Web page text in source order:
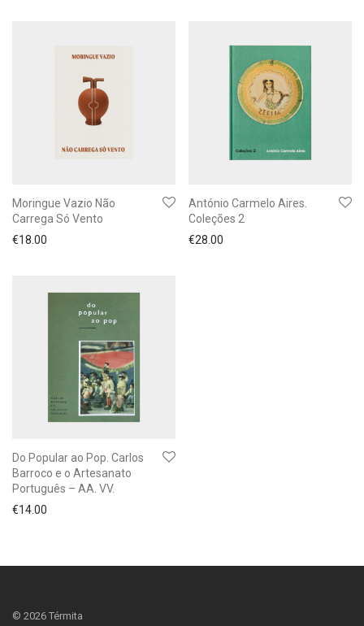
Moringue Vazio Não
Carrega Só Vento
€18.00
António Carmelo Aires.
Coleções 2
€28.00
Do Popular ao Pop. Carlos
Barroco e o Artesanato
Português – AA. VV.
€14.00
© 2026 Térmita